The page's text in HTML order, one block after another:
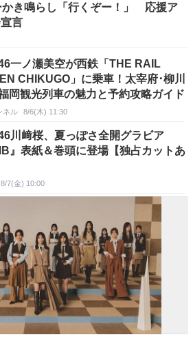
かき鳴らし「行くぞー！」 応援ア
言
一ノ瀬美空が西鉄「THE RAIL
CHIKUGO」に乗車！太宰府･柳川
岡観光列車の魅力と予約攻略ガイド
ネル 8/6(木) 11:30
川﨑桜、夏っぽさ全開グラビア
』表紙＆巻頭に登場【独占カットあ
8/7(金) 10:00